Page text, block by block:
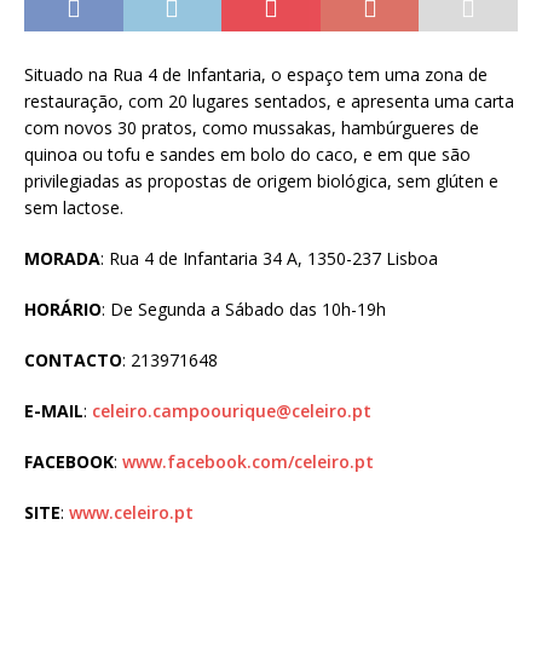
Situado na Rua 4 de Infantaria, o espaço tem uma zona de
restauração, com 20 lugares sentados, e apresenta uma carta
com novos 30 pratos, como mussakas, hambúrgueres de
quinoa ou tofu e sandes em bolo do caco, e em que são
privilegiadas as propostas de origem biológica, sem glúten e
sem lactose.
MORADA: Rua 4 de Infantaria 34 A, 1350-237 Lisboa
HORÁRIO: De Segunda a Sábado das 10h-19h
CONTACTO: 213971648
E-MAIL: celeiro.campoourique@celeiro.pt
FACEBOOK: www.facebook.com/celeiro.pt
SITE: www.celeiro.pt